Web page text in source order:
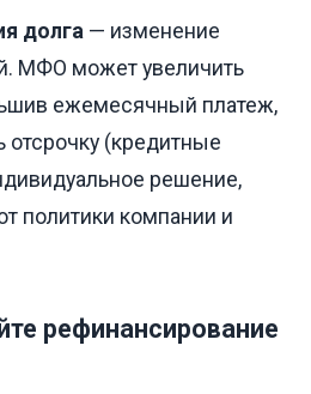
долга — изменение
МФО может увеличить
ежемесячный платеж,
отсрочку (кредитные
решение,
политики компании и
рефинансирование